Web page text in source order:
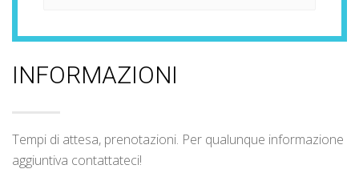
INFORMAZIONI
Tempi di attesa, prenotazioni. Per qualunque informazione
aggiuntiva contattateci!